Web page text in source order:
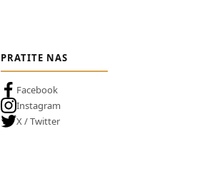
PRATITE NAS
Facebook
Instagram
X / Twitter